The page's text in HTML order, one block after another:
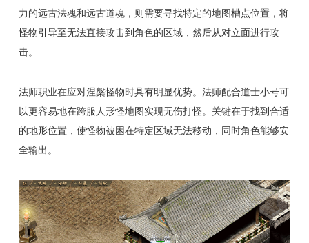
力的远古法魂和远古道魂，则需要寻找特定的地图槽点位置，将
怪物引导至无法直接攻击到角色的区域，然后从对立面进行攻
击。
法师职业在应对涅槃怪物时具有明显优势。法师配合道士小号可
以更容易地在跨服人形怪地图实现无伤打怪。关键在于找到合适
的地形位置，使怪物被困在特定区域无法移动，同时角色能够安
全输出。